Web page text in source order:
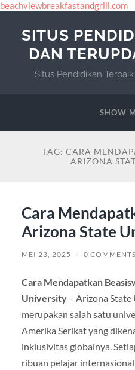
beachviewbreakfastandgrill.com
SITUS
DAN
Situs Pendidikan
SHOW
TAG: CARA
ARIZONA
Cara
Arizona State
MEI 23, 2025 / 0 COMMENTS
Cara Mendapatkan
University– Arizona State
merupakan salah satu
Amerika Serikat yang
inklusivitas globalnya.
ribuan pelajar